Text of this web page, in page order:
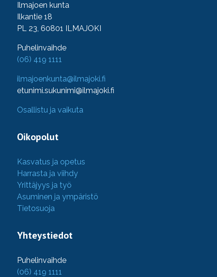
Ilmajoen kunta
Ilkantie 18
PL 23, 60801 ILMAJOKI
Puhelinvaihde
(06) 419 1111
ilmajoenkunta@ilmajoki.fi
etunimi.sukunimi@ilmajoki.fi
Osallistu ja vaikuta
Oikopolut
Kasvatus ja opetus
Harrasta ja viihdy
Yrittäjyys ja työ
Asuminen ja ympäristö
Tietosuoja
Yhteystiedot
Puhelinvaihde
(06) 419 1111